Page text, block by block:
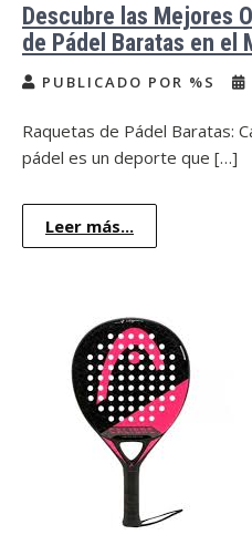
Descubre las Mejores
de Pádel Baratas en el
PUBLICADO POR %S
Raquetas de Pádel Baratas:
pádel es un deporte que […]
Leer más...